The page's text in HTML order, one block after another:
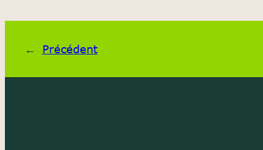
← Précédent